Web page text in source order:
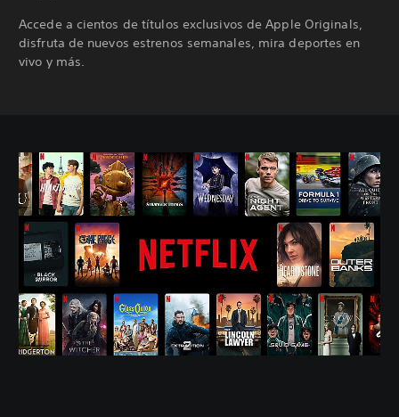
Accede a cientos de títulos exclusivos de Apple Originals,
disfruta de nuevos estrenos semanales, mira deportes en
vivo y más.